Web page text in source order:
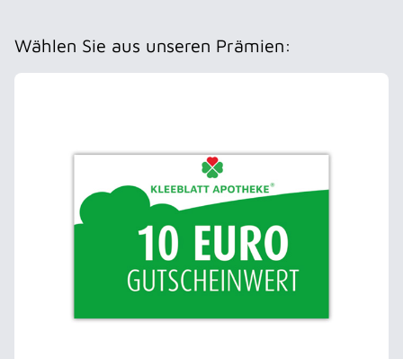
Wählen Sie aus unseren Prämien: